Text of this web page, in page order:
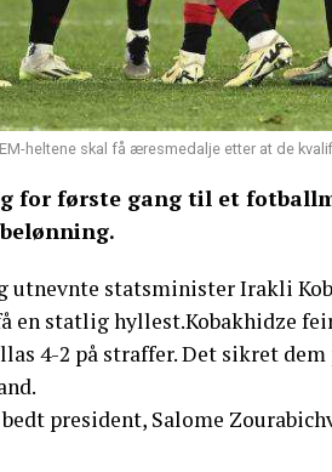
heltene skal få æresmedalje etter at de
for første gang til et
utnevnte statsminister Irakli
en statlig hyllest.Kobakhidze
4-2 på straffer. Det sikret
bedt president, Salome